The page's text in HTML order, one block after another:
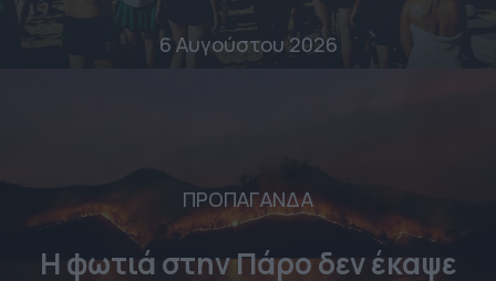
6 Αυγούστου 2026
ΠΡΟΠΑΓΑΝΔΑ
Η φωτιά στην Πάρο δεν έκαψε